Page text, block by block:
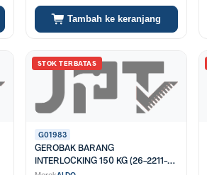
Tambah ke keranjang
STOK TERBATAS
G01983
GEROBAK BARANG
INTERLOCKING 150 KG (26-2211-